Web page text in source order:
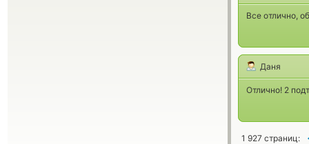
Все отлично,
Даня
Отлично! 2
1 927 страниц: